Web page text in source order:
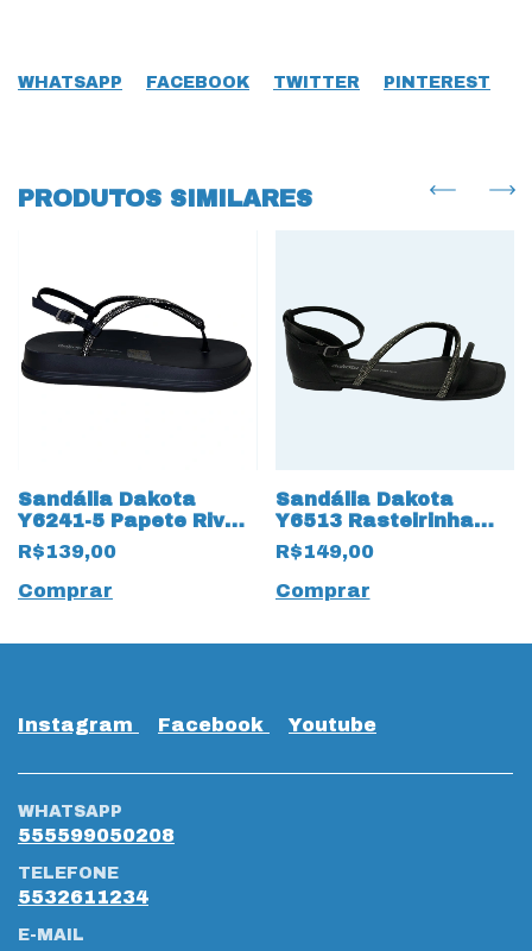
WHATSAPP FACEBOOK TWITTER PINTEREST
PRODUTOS SIMILARES
Sandália Dakota
Y6241-5 Papete Rives
com Strass Preto
R$139,00
Comprar
Sandália Dakota
Y6513 Rasteirinha
Rives Preto
R$149,00
Comprar
Instagram Facebook Youtube
WHATSAPP
555599050208
TELEFONE
5532611234
E-MAIL